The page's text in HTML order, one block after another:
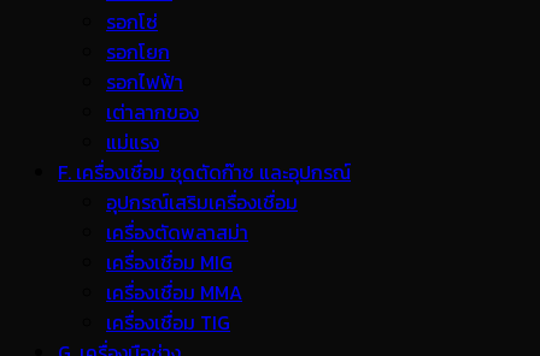
รอกโซ่
รอกโยก
รอกไฟฟ้า
เต่าลากของ
แม่แรง
F. เครื่องเชื่อม ชุดตัดก๊าซ และอุปกรณ์
อุปกรณ์เสริมเครื่องเชื่อม
เครื่องตัดพลาสม่า
เครื่องเชื่อม MIG
เครื่องเชื่อม MMA
เครื่องเชื่อม TIG